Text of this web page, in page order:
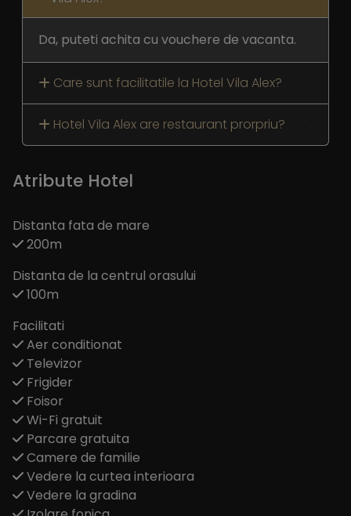
Da, puteti achita cu vouchere de vacanta.
Care sunt facilitatile la Hotel Vila Alex?
Hotel Vila Alex are restaurant prorpriu?
Atribute Hotel
Distanta fata de mare
200m
Distanta de la centrul orasului
100m
Facilitati
Aer conditionat
Televizor
Frigider
Foisor
Wi-Fi gratuit
Parcare gratuita
Camere de familie
Vedere la curtea interioara
Vedere la gradina